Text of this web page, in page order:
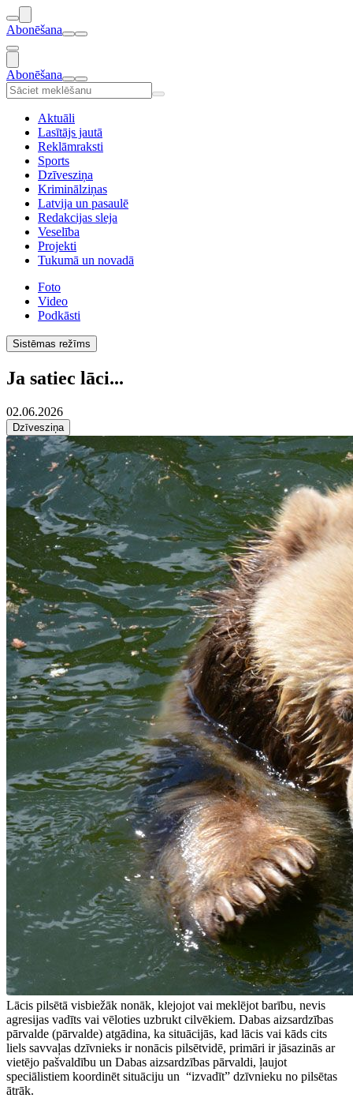
Abonēšana
Abonēšana
Aktuāli
Lasītājs jautā
Reklāmraksti
Sports
Dzīvesziņa
Kriminālziņas
Latvija un pasaulē
Redakcijas sleja
Veselība
Projekti
Tukumā un novadā
Foto
Video
Podkāsti
Sistēmas režīms
Ja satiec lāci...
02.06.2026
Dzīvesziņa
Lācis pilsētā visbiežāk nonāk, klejojot vai meklējot barību, nevis
agresijas vadīts vai vēloties uzbrukt cilvēkiem. Dabas aizsardzības
pārvalde (pārvalde) atgādina, ka situācijās, kad lācis vai kāds cits
liels savvaļas dzīvnieks ir nonācis pilsētvidē, primāri ir jāsazinās ar
vietējo pašvaldību un Dabas aizsardzības pārvaldi, ļaujot
speciālistiem koordinēt situāciju un “izvadīt” dzīvnieku no pilsētas
ātrāk.